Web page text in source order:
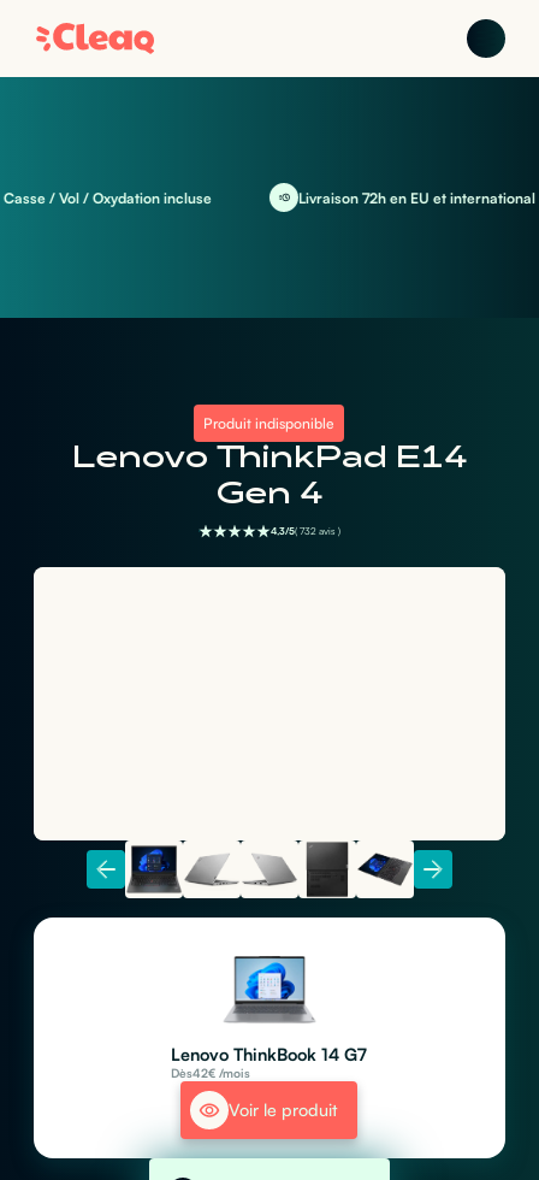
/ Vol / Oxydation incluse Livraison 72h en EU et international
Produit indisponible
Lenovo ThinkPad E14
Gen 4
4,3/5( 732 avis )
Lenovo ThinkBook 14 G7
Dès42€ /mois
Voir le produit